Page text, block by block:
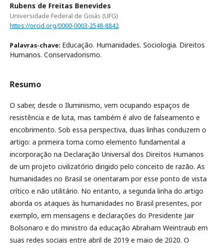
Rubens de Freitas Benevides
Universidade Federal de Goiás (UFG)
https://orcid.org/0000-0003-2548-8842
Palavras-chave: Educação. Humanidades. Sociologia. Direitos
Humanos. Conservadorismo.
Resumo
O saber, desde o Iluminismo, vem ocupando espaços de
resistência e de luta, mas também é alvo de falseamento e
encobrimento. Sob essa perspectiva, duas linhas conduzem o
artigo: a primeira toma como elemento fundamental a
incorporação na Declaração Universal dos Direitos Humanos
de um projeto civilizatório dirigido pelo conceito de razão. As
humanidades no Brasil se orientaram por esse ponto de vista
crítico e não utilitário. No entanto, a segunda linha do artigo
aborda os ataques às humanidades no Brasil presentes, por
exemplo, em mensagens e declarações do Presidente Jair
Bolsonaro e do ministro da educação Abraham Weintraub em
suas redes sociais entre abril de 2019 e maio de 2020. O